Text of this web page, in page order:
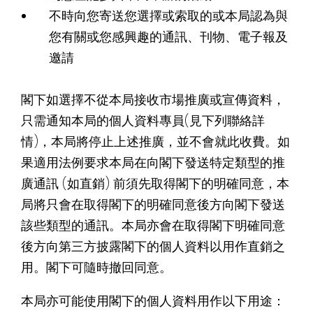
不時向您寄送您選擇或索取的或本局認為與
您有關或您感興趣的通訊、刊物、電子報及
邀請
閣下如選擇不從本局接收市場推廣或宣傳資料，
只需通知本局的個人資料專員(見下列聯絡詳
情)，本局將停止上述推廣，並不會就此收費。如
果適用法例要求本局在向閣下發送特定類型的推
廣通訊 (如直銷) 前須先取得閣下的明確同意，本
局將只會在取得閣下的明確同意後方向閣下發送
該些類型的通訊。本局亦會在取得閣下明確同意
後方向第三方披露閣下的個人資料以用作直銷之
用。閣下可隨時撤回同意。
本局亦可能使用閣下的個人資料用作以下用途：